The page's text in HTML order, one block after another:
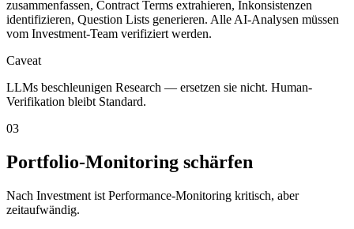
zusammenfassen, Contract Terms extrahieren, Inkonsistenzen
identifizieren, Question Lists generieren. Alle AI-Analysen müssen
vom Investment-Team verifiziert werden.
Caveat
LLMs beschleunigen Research — ersetzen sie nicht. Human-
Verifikation bleibt Standard.
03
Portfolio-Monitoring schärfen
Nach Investment ist Performance-Monitoring kritisch, aber
zeitaufwändig.